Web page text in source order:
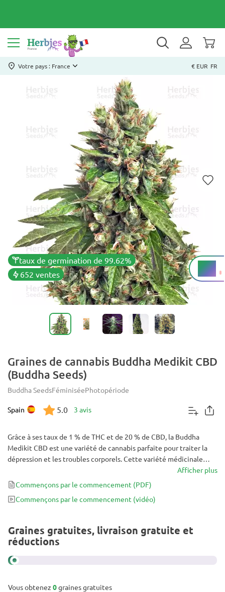
Votre pays : France € EUR FR
taux de germination de 99.62%
652 ventes
1%
THC
Graines de cannabis Buddha Medikit CBD
(Buddha Seeds)
Buddha SeedsFéminiséePhotopériode
Spain 5.0 3 avis
Grâce à ses taux de 1 % de THC et de 20 % de CBD, la Buddha
Medikit CBD est une variété de cannabis parfaite pour traiter la
dépression et les troubles corporels. Cette variété médicinale
authentique offre des arômes fruités qui rappellent les agrumes
et les mangues sucrées.
Afficher plus
Commençons par le commencement (PDF)
Commençons par le commencement (vidéo)
Graines gratuites, livraison gratuite et
réductions
Vous obtenez 0graines gratuites